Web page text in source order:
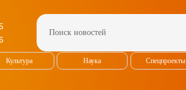
Культура Наука Спецпроекты